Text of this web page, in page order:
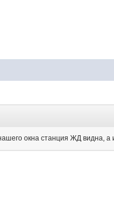
окна станция ЖД видна, а